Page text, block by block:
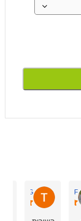
ornit F.
Tchelet G.